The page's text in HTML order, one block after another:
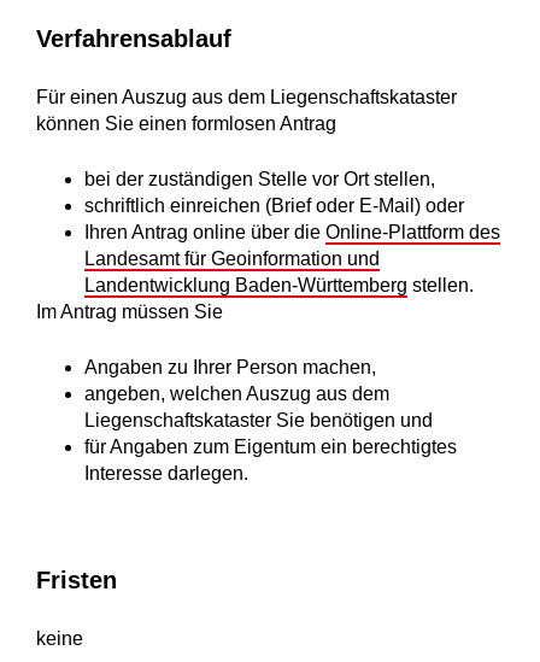
Verfahrensablauf
Für einen Auszug aus dem Liegenschaftskataster
können Sie einen formlosen Antrag
bei der zuständigen Stelle vor Ort stellen,
schriftlich einreichen (Brief oder E-Mail) oder
Ihren Antrag online über die Online-Plattform des
Landesamt für Geoinformation und
Landentwicklung Baden-Württemberg stellen.
Im Antrag müssen Sie
Angaben zu Ihrer Person machen,
angeben, welchen Auszug aus dem
Liegenschaftskataster Sie benötigen und
für Angaben zum Eigentum ein berechtigtes
Interesse darlegen.
Fristen
keine